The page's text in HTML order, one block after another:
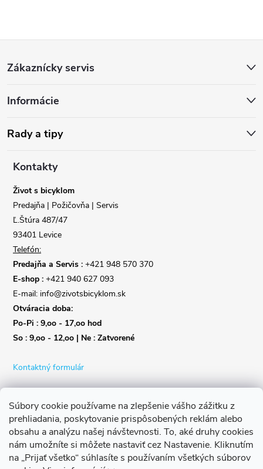
Súbory cookie používame na zlepšenie vášho zážitku z
prehliadania, poskytovanie prispôsobených reklám alebo
obsahu a analýzu našej návštevnosti. To, aké druhy cookies
nám umožníte si môžete nastaviť cez Nastavenie. Kliknutím
na „Prijať všetko“ súhlasíte s používaním všetkých súborov
p
ä
Zákaznícky servis
Informácie
Rady a tipy
Kontakty
Život s bicyklom
Predajňa | Požičovňa | Servis
Ľ.Štúra 487/47
93401 Levice
Telefón:
Predajňa a Servis : +421 948 570 370
E-shop : +421 940 627 093
E-mail: info@zivotsbicyklom.sk
Otváracia doba:
Po-Pi : 9,oo - 17,oo hod
So : 9,oo - 12,oo | Ne : Zatvorené
Kontaktný formulár